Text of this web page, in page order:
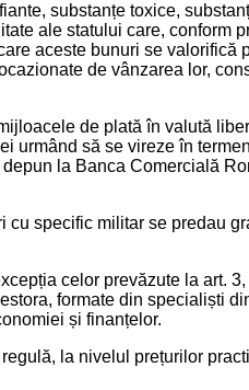
substanțe toxice,
ale statului care, conform
aceste bunuri se valorifică
de vânzarea lor,
de plată în valută
urmând să se vireze în
la Banca Comercială
specific militar se predau
celor prevăzute la art.
formate din specialiști
și finanțelor.
la nivelul prețurilor